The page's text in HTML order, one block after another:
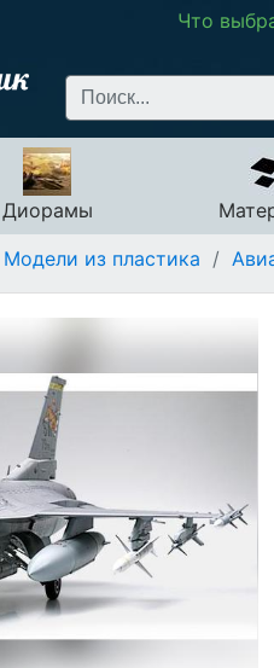
Что
Диорамы
Модели из пластика /